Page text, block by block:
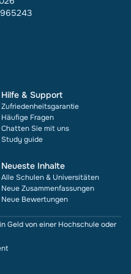
Hilfe & Support
Zufriedenheitsgarantie
Häufige Fragen
Chatten Sie mit uns
Study guide
Neueste Inhalte
Alle Schulen & Universitäten
Neue Zusammenfassungen
Neue Bewertungen
Geld von einer Hochschule oder